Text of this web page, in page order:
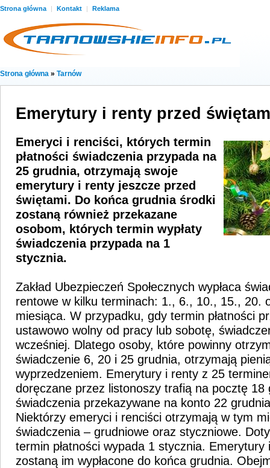
Strona główna | Kontakt | Reklama
Strona główna » Tarnów
Emerytury i renty przed
Emeryci i renciści, których termin
płatności świadczenia przypada na
25 grudnia, otrzymają swoje
emerytury i renty jeszcze przed
świętami. Do końca grudnia środki
zostaną również przekazane
osobom, których termin wypłaty
świadczenia przypada na 1
stycznia.
Zakład Ubezpieczeń Społecznych wypłaca
rentowe w kilku terminach: 1., 6., 10., 15., 20.
miesiąca. W przypadku, gdy termin płatności
ustawowo wolny od pracy lub sobotę,
wcześniej. Dlatego osoby, które powinny
świadczenie 6, 20 i 25 grudnia, otrzymają
wyprzedzeniem. Emerytury i renty z 25
doręczane przez listonoszy trafią na pocztę 18
świadczenia przekazywane na konto 22
Niektórzy emeryci i renciści otrzymają w tym
świadczenia – grudniowe oraz styczniowe.
termin płatności wypada 1 stycznia.
zostaną im wypłacone do końca grudnia.